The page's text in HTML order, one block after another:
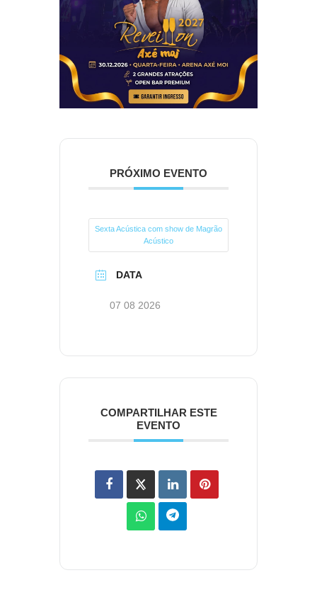
PRÓXIMO EVENTO
Sexta Acústica com show de Magrão
Acústico
DATA
07 08 2026
COMPARTILHAR ESTE
EVENTO